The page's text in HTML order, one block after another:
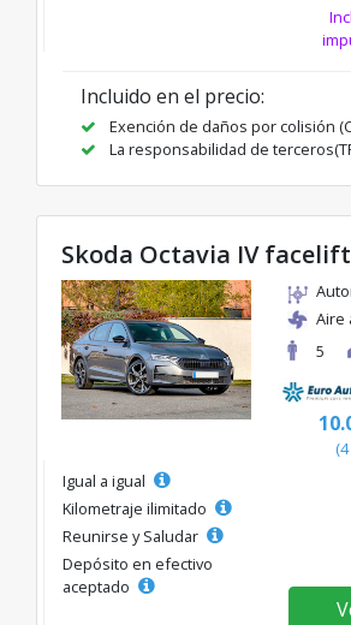
Incluido en el precio:
Exención de daños por colisión
La responsabilidad de
Skoda Octavia IV
Aire
5
Igual a igual
Kilometraje ilimitado
Reunirse y Saludar
Depósito en efectivo
aceptado